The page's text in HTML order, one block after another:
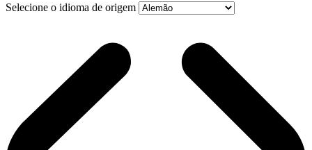
Selecione o idioma de origem